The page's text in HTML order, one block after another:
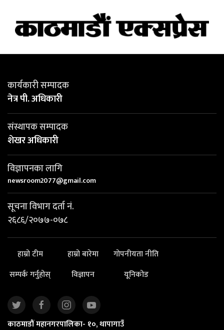
कार्यकारी सम्पादक
नेत्र पी. अधिकारी
संस्थापक सम्पादक
शेखर अधिकारी
विज्ञापनका लागि
newsroom2077@gmail.com
सूचना विभाग दर्ता नं.
२६८६/२०७७-०७८
हाम्रो टीम हाम्रो बारेमा
गोपनीयता नीति
सम्पर्क गर्नुहोस्
विज्ञापन यूनिकोड
काठमाडौं महानगरपालिका- १०, थापागाउँ